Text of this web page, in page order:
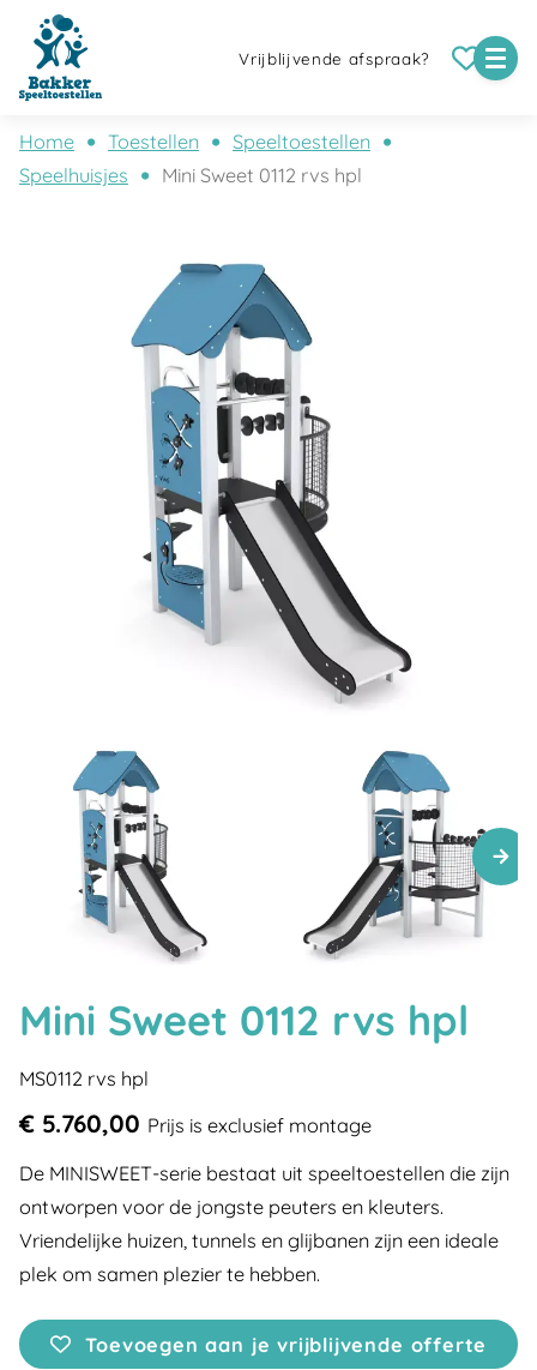
Vrijblijvende afspraak?
Home Toestellen
Speeltoestellen
Speelhuisjes
Mini Sweet 0112 rvs hpl
Mini Sweet 0112 rvs hpl
MS0112 rvs hpl
€ 5.760,00 Prijs is exclusief montage
De MINISWEET-serie bestaat uit speeltoestellen die zijn
ontworpen voor de jongste peuters en kleuters.
Vriendelijke huizen, tunnels en glijbanen zijn een ideale
plek om samen plezier te hebben.
Toevoegen aan je vrijblijvende offerte